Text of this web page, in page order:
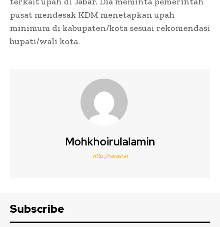
pusat mendesak KDM menetapkan upah
minimum di kabupaten/kota sesuai rekomendasi
bupati/wali kota.
Mohkhoirulalamin
http://narasi.in
Subscribe